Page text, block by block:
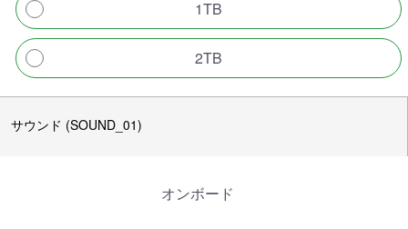
1TB
2TB
サウンド (SOUND_01)
オンボード